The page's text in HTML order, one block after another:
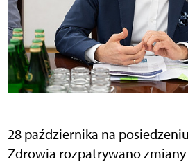
28 października na
Zdrowia rozpatrywano